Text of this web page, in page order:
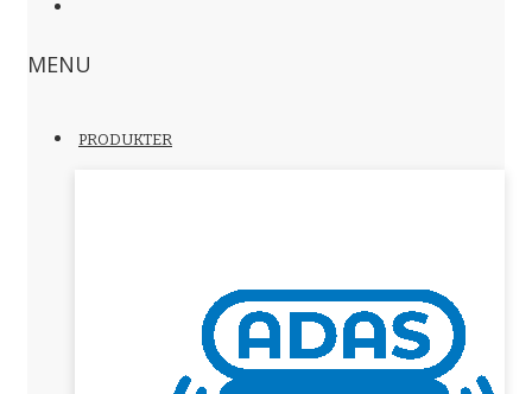
MENU
PRODUKTER